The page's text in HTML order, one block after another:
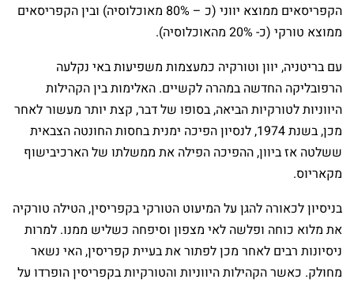
הקפריסאים ממוצא יווני (כ – 80% מאוכלוסיה) ובין הקפריסאים
ממוצא טורקי (כ- 20% מהאוכלוסיה).
עם בריטניה, יוון וטורקיה כמעצמות משפיעות באי נקלעה
הרפובליקה החדשה במהרה לקשיים. האלימות בין הקהילות
היווניות לטורקיות הביאה, בסופו של דבר, קצת יותר מעשור לאחר
מכן, בשנת 1974, לנסיון הפיכה ימנית בחסות החונטה הצבאית
ששלטה אז ביוון, ההפיכה הפילה את ממשלתו של הארכיבישוף
מקאריוס.
בניסיון לכאורה להגן על המיעוט הטורקי בקפריסין, הטילה טורקיה
את מלוא כוחה ופלשה לאי מצפון וסיפחה כשליש ממנו. למרות
ניסיונות רבים לאחר מכן לפתור את בעיית קפריסין, האי נשאר
מחולק. כאשר הקהילות היווניות והטורקיות בקפריסין הופרדו על